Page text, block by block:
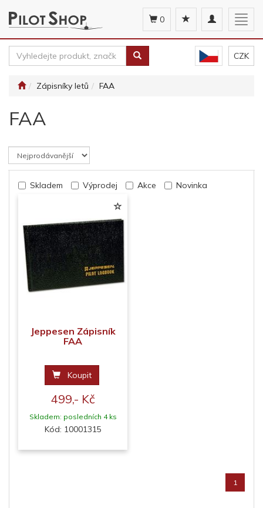
Toggle
navigation
0
CZK
Zápisníky letů FAA
FAA
Skladem Výprodej Akce Novinka
Jeppesen Zápisník
FAA
Koupit
499,- Kč
Skladem: posledních 4 ks
Kód: 10001315
1